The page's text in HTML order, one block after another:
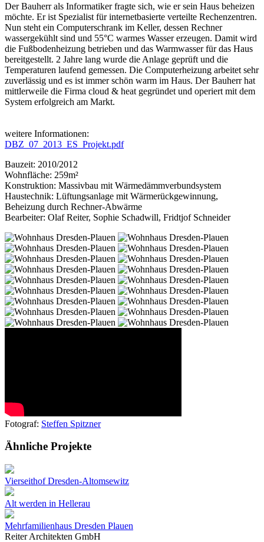
Der Bauherr als Informatiker fragte sich, wie er sein Haus beheizen
möchte. Er ist Spezialist für internetbasierte verteilte Rechenzentren.
Nun steht ein Computerschrank im Keller, dessen Rechner
wassergekühlt sind und 55°C warmes Wasser erzeugen. Damit wird
die Fußbodenheizung betrieben und das Warmwasser für das Haus
bereitgestellt. 2 Jahre lang wurde die Anlage geprüft und die
Temperaturen laufend gemessen. Die Computerheizung arbeitet sehr
zuverlässig und es ist immer schön warm im Haus. Der Bauherr hat
mittlerweile die Firma cloud & heat gegründet und operiert mit dem
System erfolgreich am Markt.
weitere Informationen:
DBZ_07_2013_ES_Projekt.pdf
Bauzeit: 2010/2012
Wohnfläche: 259m²
Konstruktion: Massivbau mit Wärmedämmverbundsystem
Haustechnik: Lüftungsanlage mit Wärmerückgewinnung,
Beheizung durch Rechner-Abwärme
Bearbeiter: Olaf Reiter, Sophie Schadwill, Fridtjof Schneider
Fotograf: Steffen Spitzner
Ähnliche Projekte
Vierseithof Dresden-Altomsewitz
Alt werden in Hellerau
Mehrfamilienhaus Dresden Plauen
Reiter Architekten GmbH